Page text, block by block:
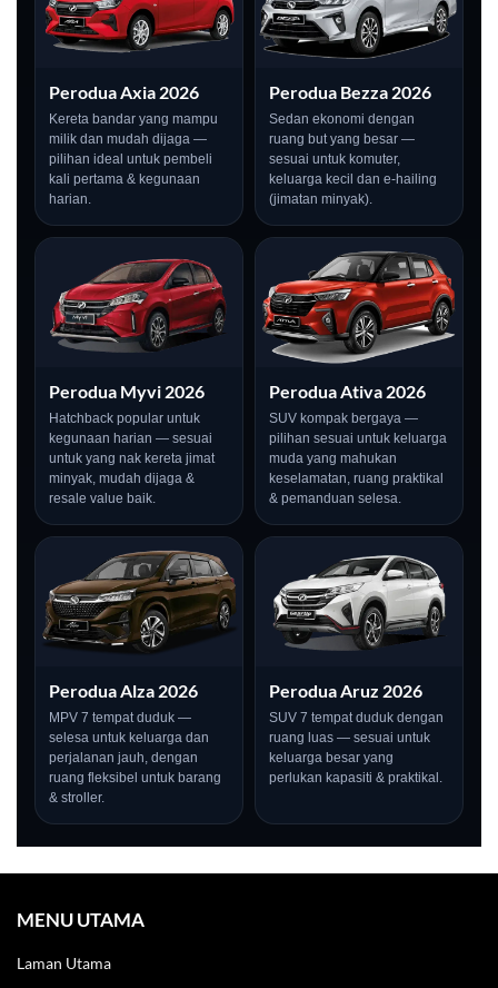
LIVE
Perodua Axia 2026
Kereta bandar yang mampu
milik dan mudah dijaga —
pilihan ideal untuk pembeli
kali pertama & kegunaan
harian.
Perodua Bezza 2026
Sedan ekonomi dengan
ruang but yang besar —
sesuai untuk komuter,
keluarga kecil dan e-hailing
(jimatan minyak).
Perodua Myvi 2026
Hatchback popular untuk
kegunaan harian — sesuai
untuk yang nak kereta jimat
minyak, mudah dijaga &
resale value baik.
Perodua Ativa 2026
SUV kompak bergaya —
pilihan sesuai untuk keluarga
muda yang mahukan
keselamatan, ruang praktikal
& pemanduan selesa.
Perodua Alza 2026
MPV 7 tempat duduk —
selesa untuk keluarga dan
perjalanan jauh, dengan
ruang fleksibel untuk barang
& stroller.
Perodua Aruz 2026
SUV 7 tempat duduk dengan
ruang luas — sesuai untuk
keluarga besar yang
perlukan kapasiti & praktikal.
MENU UTAMA
Laman Utama